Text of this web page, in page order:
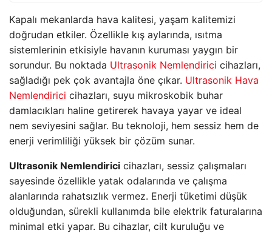
Kapalı mekanlarda hava kalitesi, yaşam kalitemizi
doğrudan etkiler. Özellikle kış aylarında, ısıtma
sistemlerinin etkisiyle havanın kuruması yaygın bir
sorundur. Bu noktada Ultrasonik Nemlendirici cihazları,
sağladığı pek çok avantajla öne çıkar. Ultrasonik Hava
Nemlendirici cihazları, suyu mikroskobik buhar
damlacıkları haline getirerek havaya yayar ve ideal
nem seviyesini sağlar. Bu teknoloji, hem sessiz hem de
enerji verimliliği yüksek bir çözüm sunar.
Ultrasonik Nemlendirici cihazları, sessiz çalışmaları
sayesinde özellikle yatak odalarında ve çalışma
alanlarında rahatsızlık vermez. Enerji tüketimi düşük
olduğundan, sürekli kullanımda bile elektrik faturalarına
minimal etki yapar. Bu cihazlar, cilt kuruluğu ve